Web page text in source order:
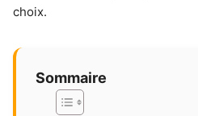
choix.
Sommaire